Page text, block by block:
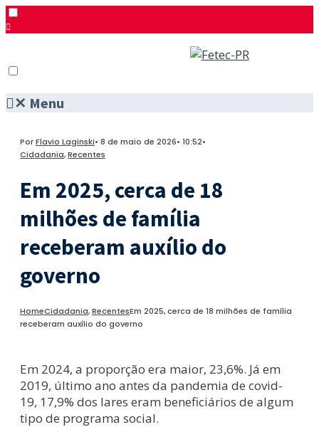
✕ Menu
PorFlavio Laginski• 8 de maio de 2026• 10:52•
Cidadania,Recentes
Em 2025, cerca de 18
milhões de família
receberam auxílio do
governo
HomeCidadania,RecentesEm 2025, cerca de 18 milhões de família
receberam auxílio do governo
Em 2024, a proporção era maior, 23,6%. Já em
2019, último ano antes da pandemia de covid-
19, 17,9% dos lares eram beneficiários de algum
tipo de programa social.